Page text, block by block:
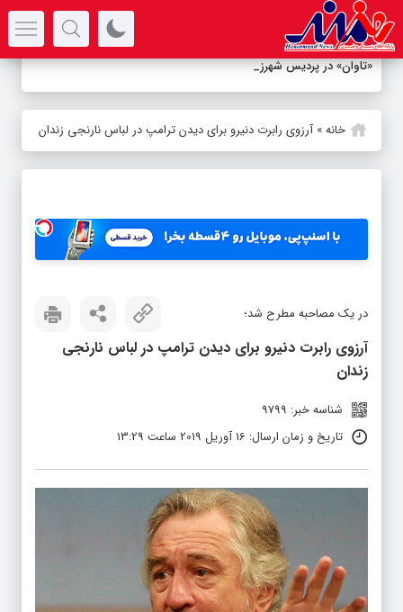
«تاوان» در پردیس شهرزاد نقد_
خانه»آرزوی رابرت دنیرو برای دیدن ترامپ در لباس نارنجی زندان
در یک مصاحبه مطرح شد؛
آرزوی رابرت دنیرو برای دیدن ترامپ در لباس نارنجی
زندان
شناسه خبر: 9799
تاریخ و زمان ارسال: 16 آوریل 2019 ساعت 13:29